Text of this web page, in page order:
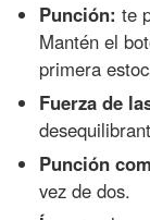
Punción: te
Mantén el
primera
Fuerza de
Punción
vez de dos.